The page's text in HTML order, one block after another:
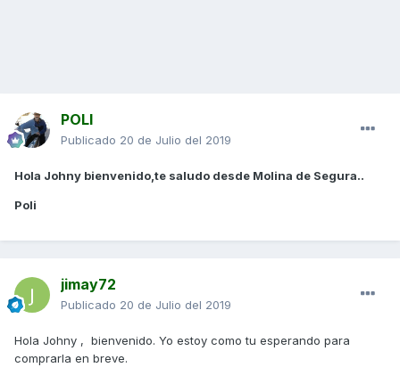
POLI
Publicado 20 de Julio del 2019
Hola Johny bienvenido,te saludo desde Molina de Segura..
Poli
jimay72
Publicado 20 de Julio del 2019
Hola Johny , bienvenido. Yo estoy como tu esperando para
comprarla en breve.